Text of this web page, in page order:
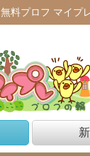
無料プロフ マイプ